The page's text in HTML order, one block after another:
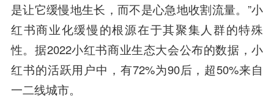
是让它缓慢地生长，而不是心急地收割流量。”小
红书商业化缓慢的根源在于其聚集人群的特殊
性。据2022小红书商业生态大会公布的数据，小
红书的活跃用户中，有72%为90后，超50%来自
一二线城市。